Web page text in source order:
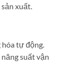
xuất.
tự động.
năng suất vận